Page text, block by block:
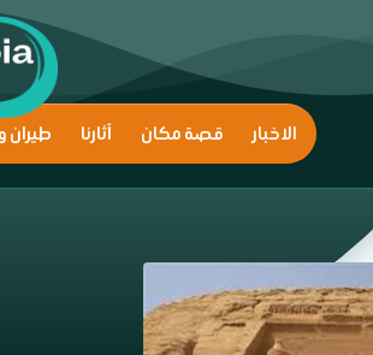
الاخبار قصة مكان آثارنا طيران